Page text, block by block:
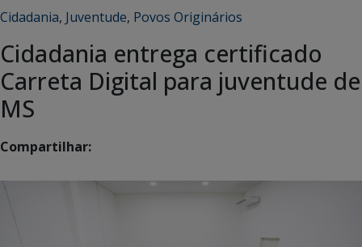
Cidadania, Juventude, Povos Originários
Cidadania entrega certificado
Carreta Digital para juventude de
MS
Compartilhar: